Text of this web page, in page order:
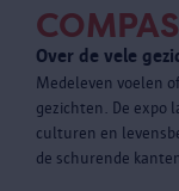
Over de vele
Medeleven voelen
gezichten. De expo
culturen en
de schurende